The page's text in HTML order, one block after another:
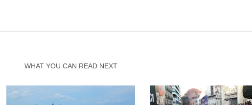
WHAT YOU CAN READ NEXT